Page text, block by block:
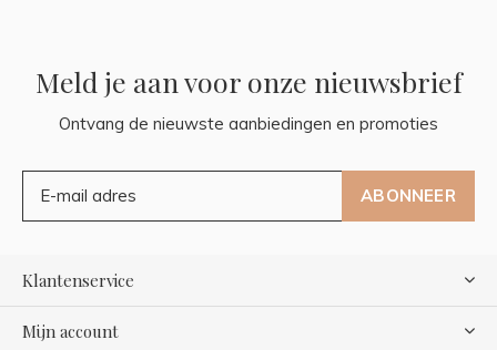
Meld je aan voor onze nieuwsbrief
Ontvang de nieuwste aanbiedingen en promoties
ABONNEER
Klantenservice
Mijn account